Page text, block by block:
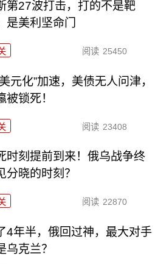
第27波打击，打的不是靶
是美利坚命门
阅读 25450
元化”加速，美债无人问津，
被锁死！
阅读 23408
时刻提前到来！俄乌战争终
分晓的时刻？
阅读 22870
4年半，俄回过神，最大对手
乌克兰？